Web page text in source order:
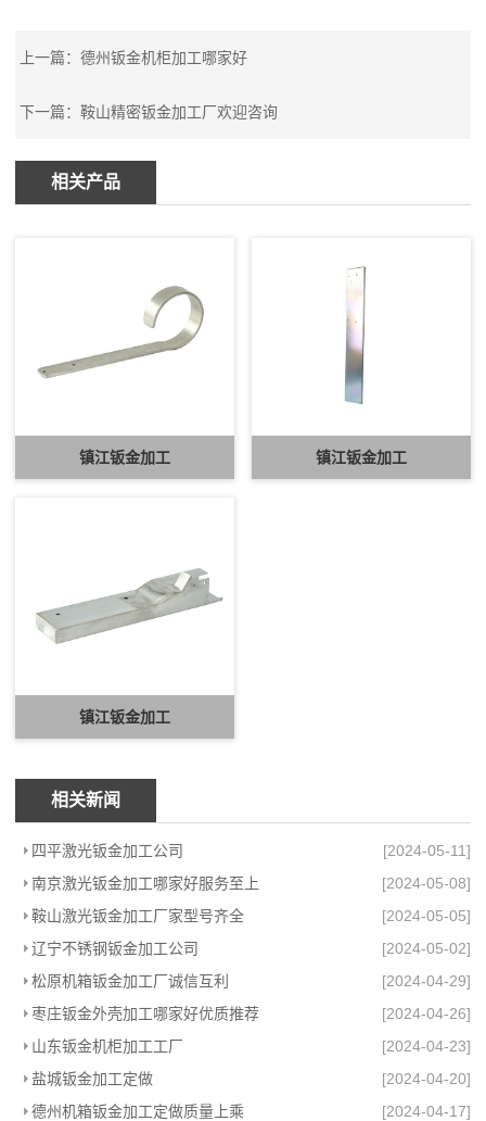
上一篇：德州钣金机柜加工哪家好
下一篇：鞍山精密钣金加工厂欢迎咨询
相关产品
镇江钣金加工 镇江钣金加工
镇江钣金加工
相关新闻
四平激光钣金加工公司
[2024-05-11]
南京激光钣金加工哪家好服务至上
[2024-05-08]
鞍山激光钣金加工厂家型号齐全
[2024-05-05]
辽宁不锈钢钣金加工公司
[2024-05-02]
松原机箱钣金加工厂诚信互利
[2024-04-29]
枣庄钣金外壳加工哪家好优质推荐
[2024-04-26]
山东钣金机柜加工工厂
[2024-04-23]
盐城钣金加工定做
[2024-04-20]
德州机箱钣金加工定做质量上乘
[2024-04-17]